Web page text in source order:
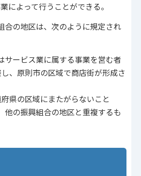
によって行うことができる。
の地区は、次のように規定され
サービス業に属する事業を営む者
、原則市の区域で商店街が形成さ
府県の区域にまたがらないこと
他の振興組合の地区と重複するも